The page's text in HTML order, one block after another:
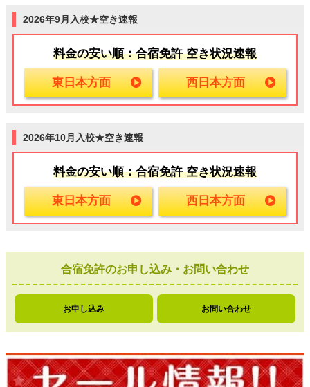
2026年9月入校★空き速報
料金の安い順：合宿免許 空き状況速報
東日本方面 西日本方面
2026年10月入校★空き速報
料金の安い順：合宿免許 空き状況速報
東日本方面 西日本方面
合宿免許のお申し込み・お問い合わせ
お申し込み お問い合わせ